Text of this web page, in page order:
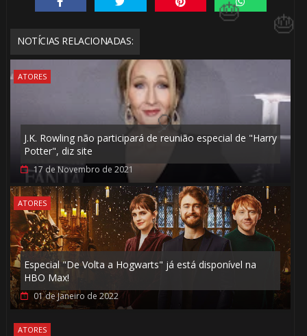
NOTÍCIAS RELACIONADAS:
ATORES
J.K. Rowling não participará de reunião especial de "Harry
Potter", diz site
17 de Novembro de 2021
ATORES
Especial "De Volta a Hogwarts" já está disponível na
HBO Max!
01 de Janeiro de 2022
ATORES
🎂
🎂